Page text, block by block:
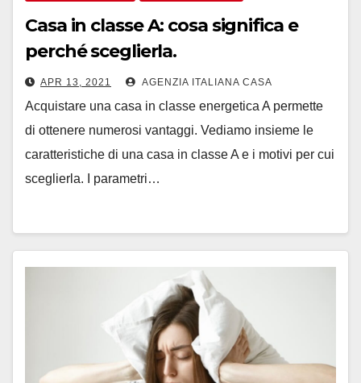
Casa in classe A: cosa significa e
perché sceglierla.
APR 13, 2021 AGENZIA ITALIANA CASA
Acquistare una casa in classe energetica A permette
di ottenere numerosi vantaggi. Vediamo insieme le
caratteristiche di una casa in classe A e i motivi per cui
sceglierla. I parametri…